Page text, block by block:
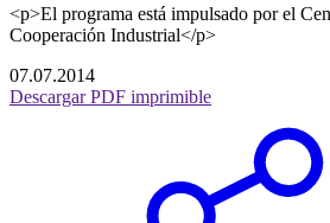
<p>El programa está impulsado por el
Cooperación Industrial</p>
07.07.2014
Descargar PDF imprimible